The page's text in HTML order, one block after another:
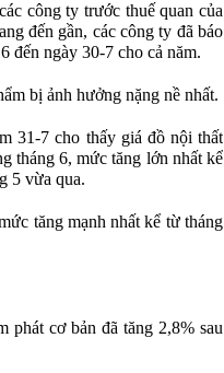
công ty trước thuế quan của
đến gần, các công ty đã báo
đến ngày 30-7 cho cả năm.
bị ảnh hưởng nặng nề nhất.
31-7 cho thấy giá đồ nội thất
tháng 6, mức tăng lớn nhất kể
5 vừa qua.
tăng mạnh nhất kể từ tháng
phát cơ bản đã tăng 2,8% sau